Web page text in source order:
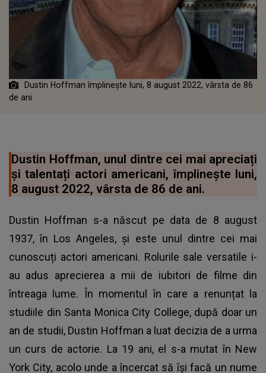
Dustin Hoffman împlinește luni, 8 august 2022, vârsta de 86
de ani
Dustin Hoffman, unul dintre cei mai apreciați
și talentați actori americani, împlinește luni,
8 august 2022, vârsta de 86 de ani.
Dustin Hoffman s-a născut pe data de 8 august
1937, în Los Angeles, și este unul dintre cei mai
cunoscuți actori americani. Rolurile sale versatile i-
au adus aprecierea a mii de iubitori de filme din
întreaga lume. În momentul în care a renunțat la
studiile din Santa Monica City College, după doar un
an de studii, Dustin Hoffman a luat decizia de a urma
un curs de actorie. La 19 ani, el s-a mutat în New
York City, acolo unde a încercat să își facă un nume